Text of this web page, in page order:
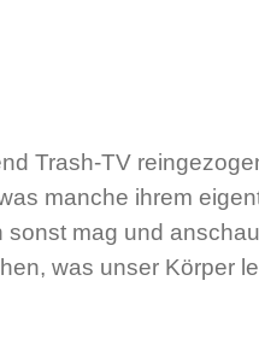
Trash-TV
manche ihrem
mag und
was unser Körper